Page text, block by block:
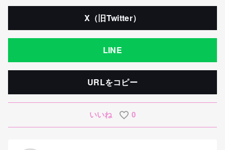
X（旧Twitter）
LINE
URLをコピー
いいね 0